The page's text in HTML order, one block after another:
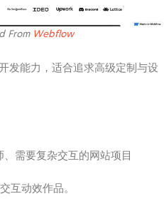
From Webflow
发能力，适合追求高级定制与设
、需要复杂交互的网站项目
互动效作品。